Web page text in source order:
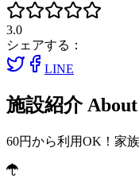
3.0
シェアする：
LINE
施設紹介 About
60円から利用OK！家